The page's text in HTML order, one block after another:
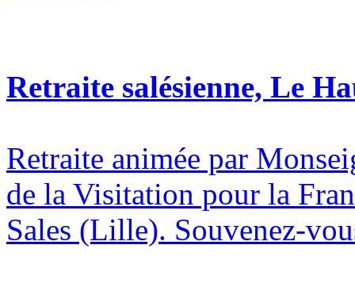
Retraite salésienne, Le
Retraite animée par
de la Visitation pour la
Sales (Lille). Souvenez-